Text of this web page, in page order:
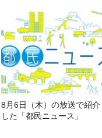
8月6日（木）の放送で紹介
した「都民ニュース」